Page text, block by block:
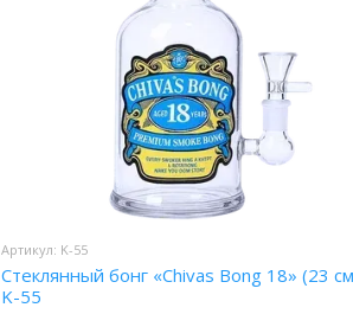
Артикул: K-55
Стеклянный бонг «Chivas Bong 18» (23
K-55